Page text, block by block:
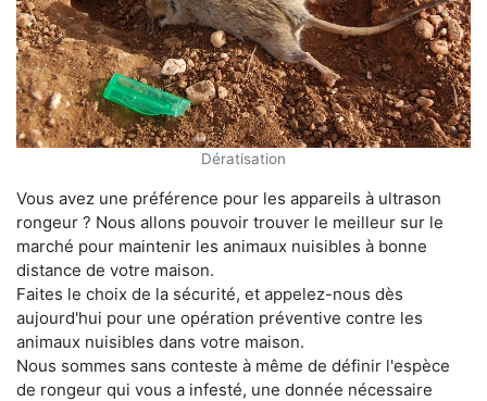
Dératisation
Vous avez une préférence pour les appareils à ultrason
rongeur ? Nous allons pouvoir trouver le meilleur sur le
marché pour maintenir les animaux nuisibles à bonne
distance de votre maison.
Faites le choix de la sécurité, et appelez-nous dès
aujourd'hui pour une opération préventive contre les
animaux nuisibles dans votre maison.
Nous sommes sans conteste à même de définir l'espèce
de rongeur qui vous a infesté, une donnée nécessaire